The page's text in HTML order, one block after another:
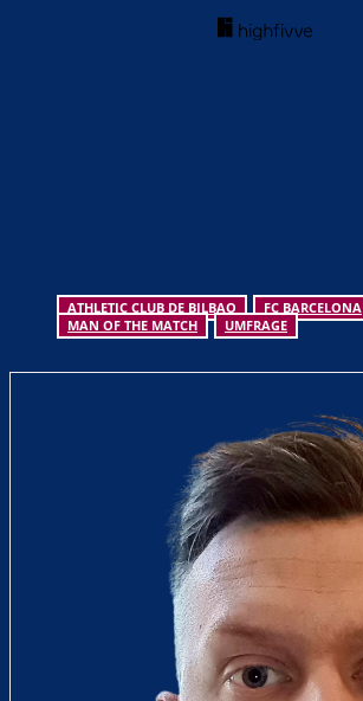
ATHLETIC CLUB DE BILBAO FC BARCELONA
MAN OF THE MATCH
UMFRAGE